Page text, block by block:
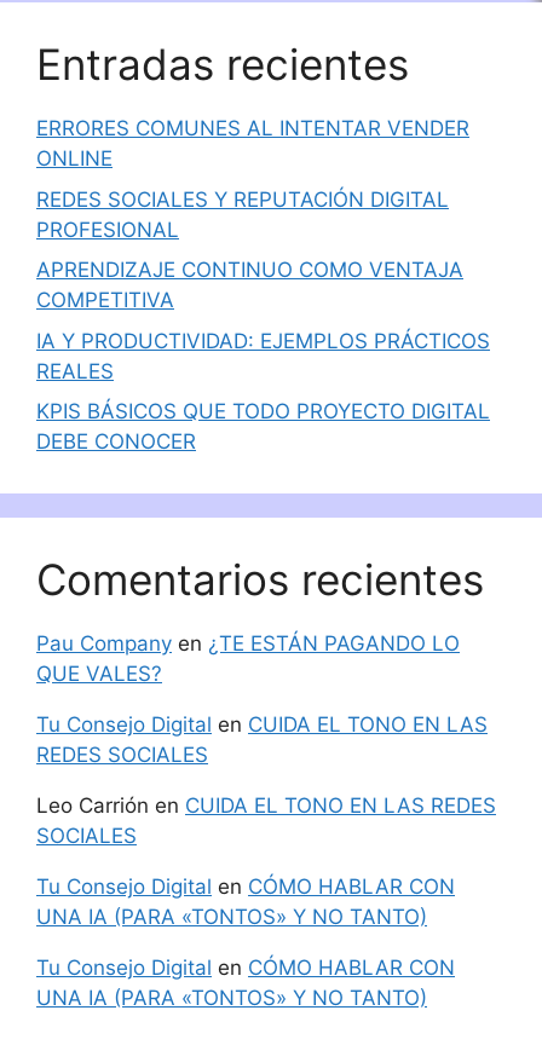
Entradas recientes
ERRORES COMUNES AL INTENTAR VENDER
ONLINE
REDES SOCIALES Y REPUTACIÓN DIGITAL
PROFESIONAL
APRENDIZAJE CONTINUO COMO VENTAJA
COMPETITIVA
IA Y PRODUCTIVIDAD: EJEMPLOS PRÁCTICOS
REALES
KPIS BÁSICOS QUE TODO PROYECTO DIGITAL
DEBE CONOCER
Comentarios recientes
Pau Company en ¿TE ESTÁN PAGANDO LO
QUE VALES?
Tu Consejo Digital en CUIDA EL TONO EN LAS
REDES SOCIALES
Leo Carrión en CUIDA EL TONO EN LAS REDES
SOCIALES
Tu Consejo Digital en CÓMO HABLAR CON
UNA IA (PARA «TONTOS» Y NO TANTO)
Tu Consejo Digital en CÓMO HABLAR CON
UNA IA (PARA «TONTOS» Y NO TANTO)